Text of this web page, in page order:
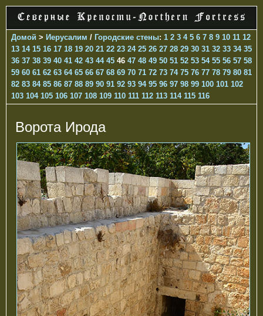
Домой > Иерусалим / Городские стены: 1 2 3 4 5 6 7 8 9 10 11 12
13 14 15 16 17 18 19 20 21 22 23 24 25 26 27 28 29 30 31 32 33 34 35
36 37 38 39 40 41 42 43 44 45 46 47 48 49 50 51 52 53 54 55 56 57 58
59 60 61 62 63 64 65 66 67 68 69 70 71 72 73 74 75 76 77 78 79 80 81
82 83 84 85 86 87 88 89 90 91 92 93 94 95 96 97 98 99 100 101 102
103 104 105 106 107 108 109 110 111 112 113 114 115 116
Ворота Ирода